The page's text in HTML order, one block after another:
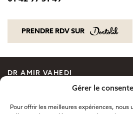
Gérer le
Pour offrir les meilleures expériences,
PRENDRE RDV SUR
DR AMIR VAHEDI
CHIRURGIE ESTHÉTIQUE